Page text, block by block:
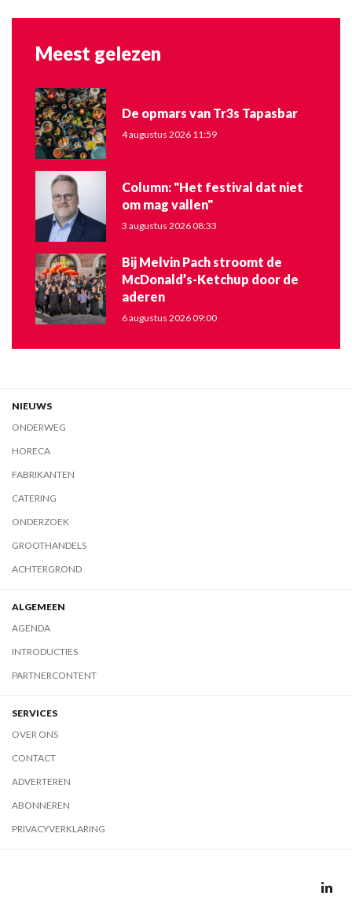
Meest gelezen
De opmars van Tr3s Tapasbar
4 augustus 2026 11:59
Column: "Het festival dat niet
om mag vallen"
3 augustus 2026 08:33
Bij Melvin Pach stroomt de
McDonald’s-Ketchup door de
aderen
6 augustus 2026 09:00
NIEUWS
ONDERWEG
HORECA
FABRIKANTEN
CATERING
ONDERZOEK
GROOTHANDELS
ACHTERGROND
ALGEMEEN
AGENDA
INTRODUCTIES
PARTNERCONTENT
SERVICES
OVER ONS
CONTACT
ADVERTEREN
ABONNEREN
PRIVACYVERKLARING